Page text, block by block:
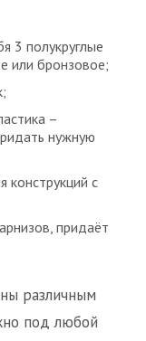
3 полукруглые
или бронзовое;
–
нужную
конструкций с
придаёт
различным
под любой